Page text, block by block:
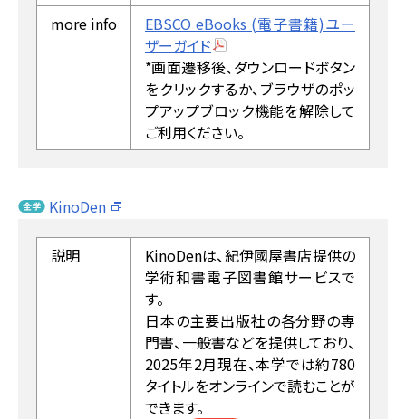
more info
EBSCO eBooks (電子書籍)ユー
ザーガイド
*画面遷移後、ダウンロードボタン
をクリックするか、ブラウザのポッ
プアップブロック機能を解除して
ご利用ください。
KinoDen
説明
KinoDenは、紀伊國屋書店提供の
学術和書電子図書館サービスで
す。
日本の主要出版社の各分野の専
門書、一般書などを提供しており、
2025年2月現在、本学では約780
タイトルをオンラインで読むことが
できます。